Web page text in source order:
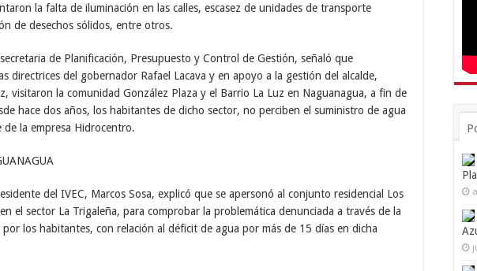
la falta de iluminación en las calles, escasez de unidades de transporte
de desechos sólidos, entre otros.
de Planificación, Presupuesto y Control de Gestión, señaló que
directrices del gobernador Rafael Lacava y en apoyo a la gestión del alcalde,
visitaron la comunidad González Plaza y el Barrio La Luz en Naguanagua, a fin de
hace dos años, los habitantes de dicho sector, no perciben el suministro de agua
la empresa Hidrocentro.
del IVEC, Marcos Sosa, explicó que se apersonó al conjunto residencial Los
el sector La Trigaleña, para comprobar la problemática denunciada a través de la
los habitantes, con relación al déficit de agua por más de 15 días en dicha